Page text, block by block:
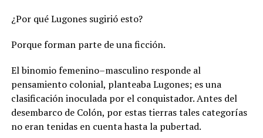
¿Por qué Lugones sugirió esto?
Porque forman parte de una ficción.
El binomio femenino–masculino responde al
pensamiento colonial, planteaba Lugones; es una
clasificación inoculada por el conquistador. Antes del
desembarco de Colón, por estas tierras tales categorías
no eran tenidas en cuenta hasta la pubertad.